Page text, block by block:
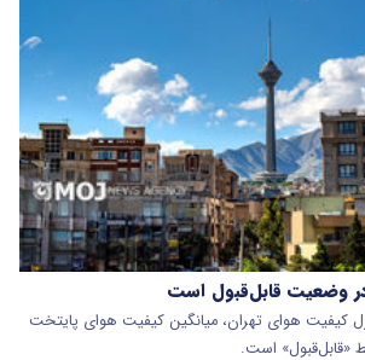
وضعیت قابل‌قبول است
کیفیت هوای تهران، میانگین کیفیت هوای پایتخت